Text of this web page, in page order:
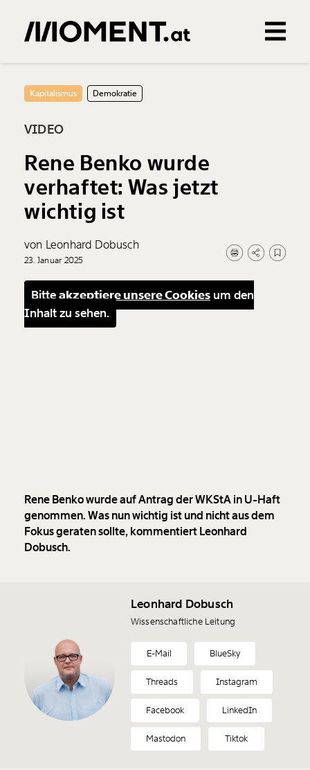
0Treffer
Kapitalismus Demokratie
VIDEO
Rene Benko wurde
verhaftet: Was jetzt
wichtig ist
von Leonhard Dobusch
23. Januar 2025
Bitteakzeptiere unsere Cookies um den
Inhalt zu sehen.
Rene Benko wurde auf Antrag der WKStA in U-Haft
genommen. Was nun wichtig ist und nicht aus dem
Fokus geraten sollte, kommentiert Leonhard
Dobusch.
Leonhard Dobusch
Wissenschaftliche Leitung
E-Mail BlueSky
Threads Instagram
Facebook LinkedIn
Mastodon Tiktok